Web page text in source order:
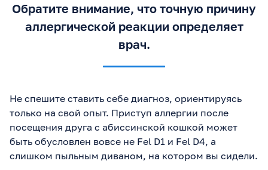
К ветеринару!
Исключили болезни
мочевыводящих путей и
ЖКТ — сдали анализы,
УЗИ все ок. 2. Новый
лоток: Поставили 2
наполнителями
(силикагель и
комкующийся), в тихий
угол — чистим 2 раза в
силикагель! 3.
Антистресс: Диффузор с
Обратите внимание, что точную причину
аллергической реакции определяет
врач.
Не спешите ставить себе диагноз, ориентируясь
только на свой опыт. Приступ аллергии после
посещения друга с абиссинской кошкой может
быть обусловлен вовсе не Fel D1 и Fel D4, а
слишком пыльным диваном, на котором вы сидели.